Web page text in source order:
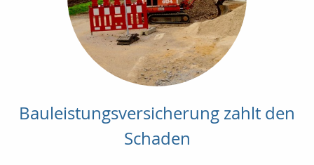
Bauleistungsversicherung zahlt den
Schaden